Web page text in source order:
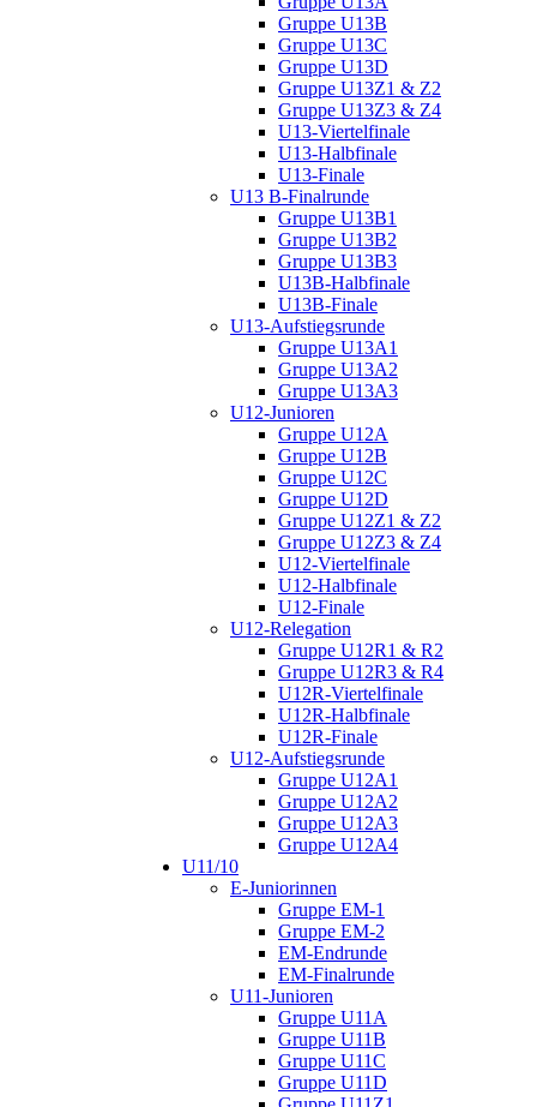
Gruppe U13B
Gruppe U13C
Gruppe U13D
Gruppe U13Z1 & Z2
Gruppe U13Z3 & Z4
U13-Viertelfinale
U13-Halbfinale
U13-Finale
U13 B-Finalrunde
Gruppe U13B1
Gruppe U13B2
Gruppe U13B3
U13B-Halbfinale
U13B-Finale
U13-Aufstiegsrunde
Gruppe U13A1
Gruppe U13A2
Gruppe U13A3
U12-Junioren
Gruppe U12A
Gruppe U12B
Gruppe U12C
Gruppe U12D
Gruppe U12Z1 & Z2
Gruppe U12Z3 & Z4
U12-Viertelfinale
U12-Halbfinale
U12-Finale
U12-Relegation
Gruppe U12R1 & R2
Gruppe U12R3 & R4
U12R-Viertelfinale
U12R-Halbfinale
U12R-Finale
U12-Aufstiegsrunde
Gruppe U12A1
Gruppe U12A2
Gruppe U12A3
Gruppe U12A4
U11/10
E-Juniorinnen
Gruppe EM-1
Gruppe EM-2
EM-Endrunde
EM-Finalrunde
U11-Junioren
Gruppe U11A
Gruppe U11B
Gruppe U11C
Gruppe U11D